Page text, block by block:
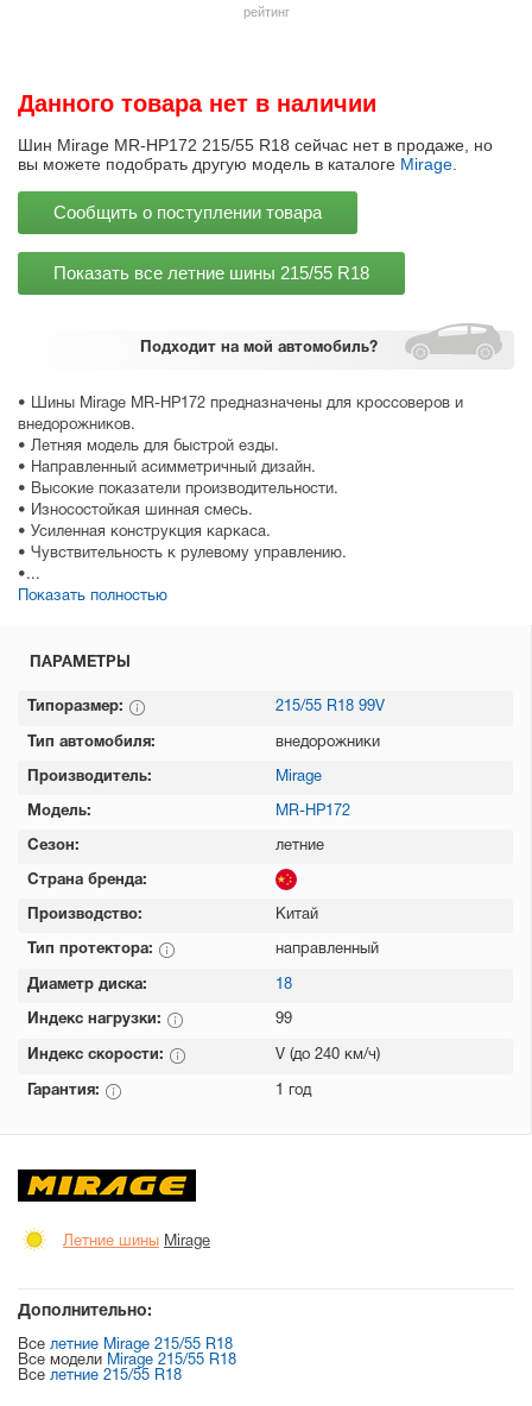
рейтинг
Подходит на мой автомобиль?
• Шины Mirage MR-HP172 предназначены для кроссоверов и
внедорожников.
• Летняя модель для быстрой езды.
• Направленный асимметричный дизайн.
• Высокие показатели производительности.
• Износостойкая шинная смесь.
• Усиленная конструкция каркаса.
• Чувствительность к рулевому управлению.
•...
Показать полностью
Данного товара нет в наличии
Шин Mirage MR-HP172 215/55 R18 сейчас нет в продаже, но
вы можете подобрать другую модель в каталоге Mirage
Сообщить о поступлении товара
Показать все летние шины 215/55 R18
ПАРАМЕТРЫ
Типоразмер: 215/55 R18 99V
Тип автомобиля: внедорожники
Производитель: Mirage
Модель: MR-HP172
Сезон: летние
Страна бренда:
Производство: Китай
Тип протектора: направленный
Диаметр диска: 18
Индекс нагрузки: 99
Индекс скорости: V (до 240 км/ч)
Гарантия: 1 год
Летние шины Mirage
Дополнительно:
Все летние Mirage 215/55 R18
Все модели Mirage 215/55 R18
Все летние 215/55 R18